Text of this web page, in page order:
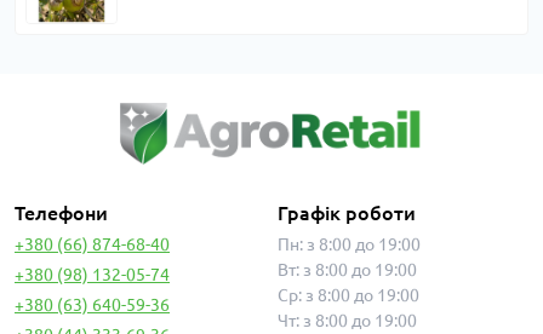
Телефони
+380 (66) 874-68-40
+380 (98) 132-05-74
+380 (63) 640-59-36
Графік роботи
Пн: з 8:00 до 19:00
Вт: з 8:00 до 19:00
Ср: з 8:00 до 19:00
Чт: з 8:00 до 19:00